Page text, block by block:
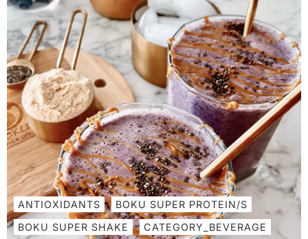
Eintauchen. ;)
ANTIOXIDANTS
BOKU SUPER PROTEIN/S
BOKU SUPER SHAKE
CATEGORY_BEVERAGE